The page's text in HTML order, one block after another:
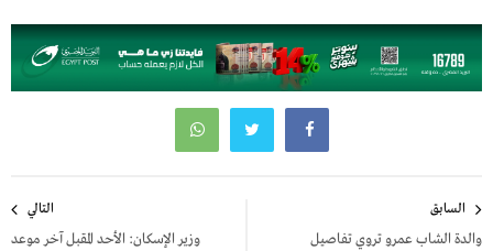
المقالات
السابق
والدة الشاب عمرو تروي تفاصيل
التالي
وزير الإسكان: الأحد المقبل آخر موعد